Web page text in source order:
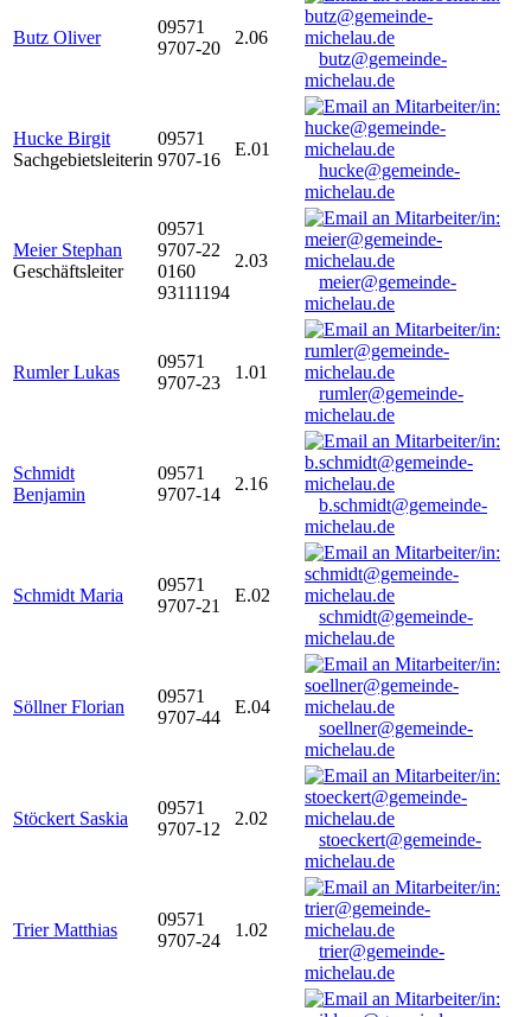
Butz Oliver
09571
9707-20
2.06
butz@gemeinde-
michelau.de
Hucke Birgit
Sachgebietsleiterin
09571
9707-16
E.01
hucke@gemeinde-
michelau.de
Meier Stephan
Geschäftsleiter
09571
9707-22
0160
93111194
2.03
meier@gemeinde-
michelau.de
Rumler Lukas
09571
9707-23
1.01
rumler@gemeinde-
michelau.de
Schmidt
Benjamin
09571
9707-14
2.16
b.schmidt@gemeinde-
michelau.de
Schmidt Maria
09571
9707-21
E.02
schmidt@gemeinde-
michelau.de
Söllner Florian
09571
9707-44
E.04
soellner@gemeinde-
michelau.de
Stöckert Saskia
09571
9707-12
2.02
stoeckert@gemeinde-
michelau.de
Trier Matthias
09571
9707-24
1.02
trier@gemeinde-
michelau.de